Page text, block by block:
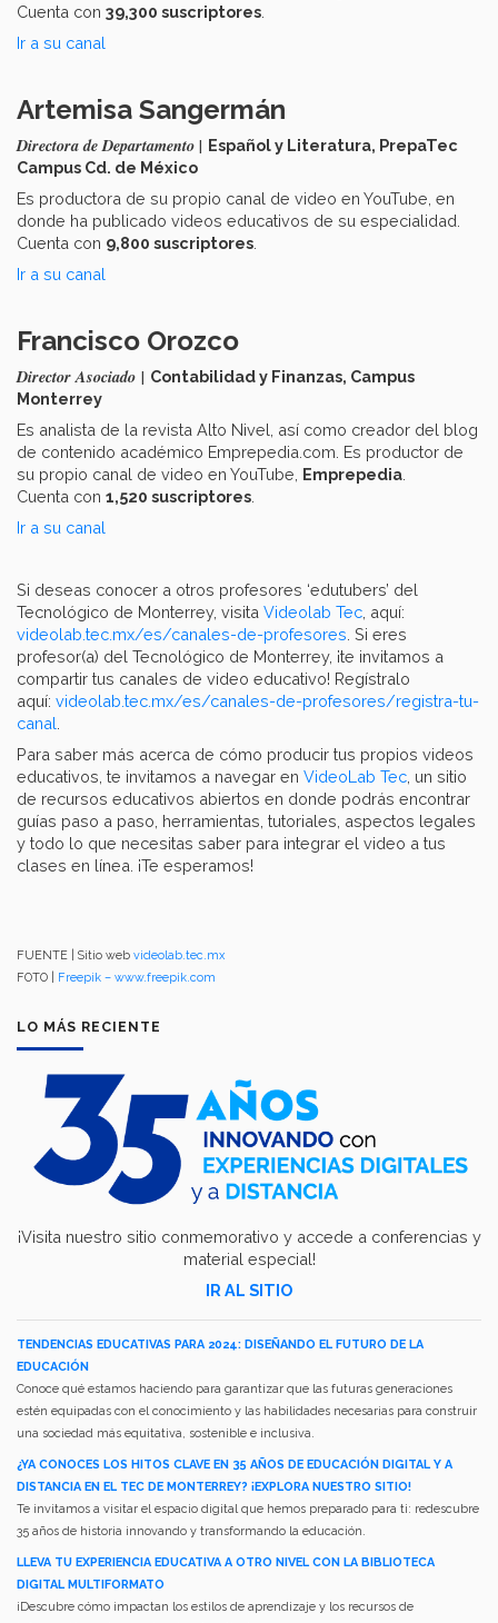
Cuenta con 39,300 suscriptores
Ir a su canal
Artemisa Sangermán
Directora de Departamento | Español y Literatura, PrepaTec
Campus Cd. de México
Es productora de su propio canal de video en YouTube, en
donde ha publicado videos educativos de su especialidad.
Cuenta con 9,800 suscriptores
Ir a su canal
Francisco Orozco
Director Asociado | Contabilidad y Finanzas, Campus
Monterrey
Es analista de la revista Alto Nivel, así como creador del blog
de contenido académico Emprepedia.com. Es productor de
su propio canal de video en YouTube, Emprepedia
Cuenta con 1,520 suscriptores
Ir a su canal
Si deseas conocer a otros profesores ‘edutubers’ del
Tecnológico de Monterrey, visita Videolab Tec , aquí:
videolab.tec.mx/es/canales-de-profesores . Si eres
profesor(a) del Tecnológico de Monterrey, ¡te invitamos a
compartir tus canales de video educativo! Regístralo
aquí: videolab.tec.mx/es/canales-de-profesores/registra-tu-
canal
Para saber más acerca de cómo producir tus propios videos
educativos, te invitamos a navegar en VideoLab Tec , un sitio
de recursos educativos abiertos en donde podrás encontrar
guías paso a paso, herramientas, tutoriales, aspectos legales
y todo lo que necesitas saber para integrar el video a tus
clases en línea. ¡Te esperamos!
FUENTE | Sitio web videolab.tec.mx
FOTO | Freepik – www.freepik.com
LO MÁS RECIENTE
¡Visita nuestro sitio conmemorativo y accede a conferencias y
material especial!
IR AL SITIO
TENDENCIAS EDUCATIVAS PARA 2024: DISEÑANDO EL FUTURO DE LA
EDUCACIÓN
Conoce qué estamos haciendo para garantizar que las futuras generaciones
estén equipadas con el conocimiento y las habilidades necesarias para construir
una sociedad más equitativa, sostenible e inclusiva.
¿YA CONOCES LOS HITOS CLAVE EN 35 AÑOS DE EDUCACIÓN DIGITAL Y A
DISTANCIA EN EL TEC DE MONTERREY? ¡EXPLORA NUESTRO SITIO!
Te invitamos a visitar el espacio digital que hemos preparado para ti: redescubre
35 años de historia innovando y transformando la educación.
LLEVA TU EXPERIENCIA EDUCATIVA A OTRO NIVEL CON LA BIBLIOTECA
DIGITAL MULTIFORMATO
¡Descubre cómo impactan los estilos de aprendizaje y los recursos de